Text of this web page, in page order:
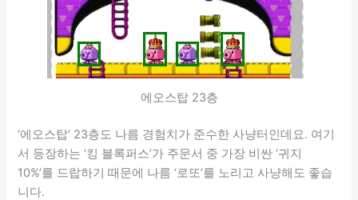
에오스탑 23층
‘에오스탑’ 23층도 나름 경험치가 준수한 사냥터인데요. 여기
서 등장하는 ‘킹 블록퍼스’가 주문서 중 가장 비싼 ‘귀지
10%’를 드랍하기 때문에 나름 ‘로또’를 노리고 사냥해도 좋습
니다.